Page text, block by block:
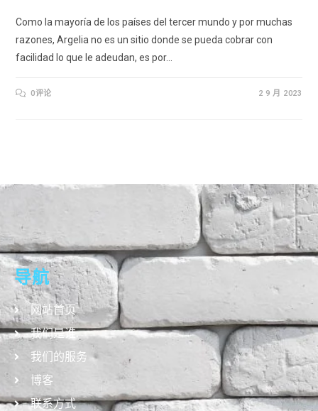
Como la mayoría de los países del tercer mundo y por muchas
razones, Argelia no es un sitio donde se pueda cobrar con
facilidad lo que le adeudan, es por…
0评论 2 9 月 2023
导航
网站首页
我们是谁
我们的服务
博客
联系方式